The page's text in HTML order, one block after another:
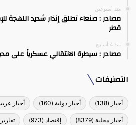
منذ أسبوعين
مصادر : صنعاء تطلق إنذار شديد اللهجة
قطر
منذ 4 أسابيع
مصادر : سيطرة الانتقالي عسكرياً على
التصنيفات
أخبار (138) أخبار دولية (160) أخبار
أخبار محلية (8379) إقتصاد (973)